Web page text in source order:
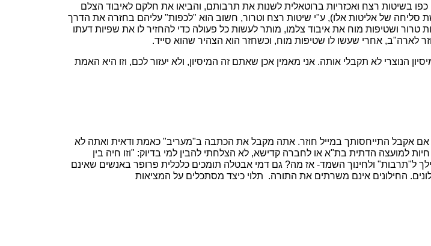
בשיטות רצח ואכזריות ברוטאלית לשנות את תרבותם, והביאו את חלקם לאיבוד הצלם
סליחה של אליטות אלו), ע"י שיטות רצח וטרור, חשוב הוא "לכפות" עליהם בחזרה את הדרך
טרור ושטיפות מוח את איבוד צלמו, מותר לעשות כל פעולה כדי להחזיר לו את שפיות דעתו
לארה"ב, אחרי שעשו לו שטיפות מוח, וכשחזר הוא הצהיר שהוא סייד.
הנוצרי לא תקבלי אותה. אני מאמין אכן שאתם זה המיסיון, ולא יעזור לכם, וזו היא האמת
אקבל התייחסותך במייל חוזר. אתה מקבל את הכתבה ב"מעריב" כאמת ודאית ואתה לא
למועצה הדתית בת"א או לחברה קדישא, לא הצלחתי להבין למי בדיוק: "וזו חיה בין
ל"תרבות" ולחינוך השמד- אז מה? גם דמי אבטלה תומכים כלכלית פרופר באנשים שאינם
החילונים אינם משרתים את התורה. תלוי כיצד מסתכלים על המציאות